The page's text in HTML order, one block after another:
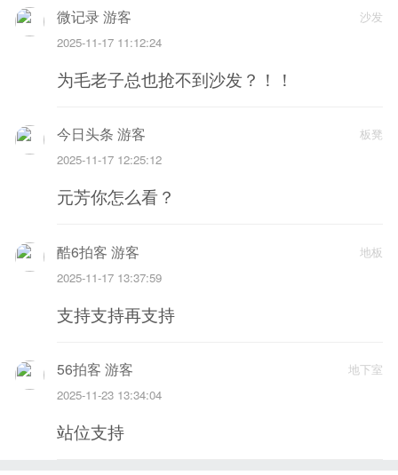
沙发
微记录 游客
2025-11-17 11:12:24
为毛老子总也抢不到沙发？！！
板凳
今日头条 游客
2025-11-17 12:25:12
元芳你怎么看？
地板
酷6拍客 游客
2025-11-17 13:37:59
支持支持再支持
地下室
56拍客 游客
2025-11-23 13:34:04
站位支持